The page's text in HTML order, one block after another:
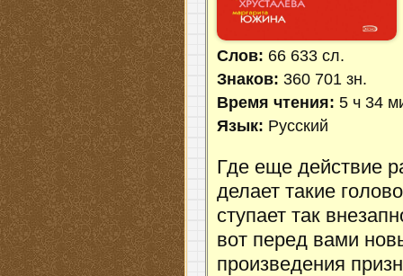
Слов: 66 633 сл.
Знаков: 360 701 зн.
Время чтения:5 ч 34
Язык: Русский
Где еще действие
делает такие
ступает так
вот перед вами
произведения